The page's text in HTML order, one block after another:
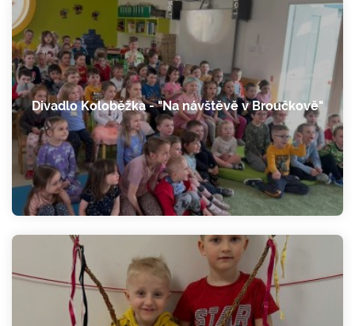
Divadlo Koloběžka - "Na návštěvě v Broučkově"